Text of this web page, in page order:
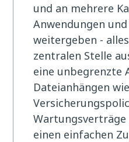
und an mehrere
Anwendungen
weitergeben -
zentralen Stelle
eine unbegrenzte
Dateianhängen
einen einfachen